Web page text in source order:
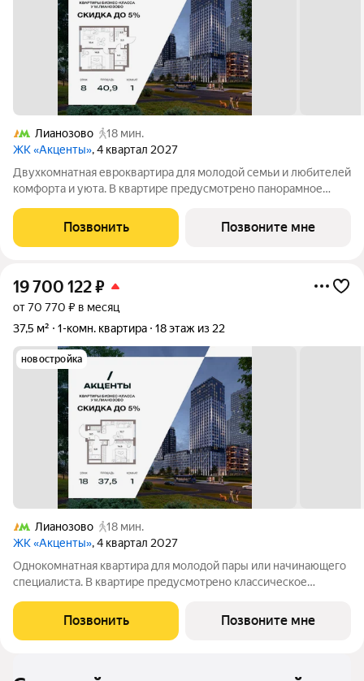
Лианозово
18 мин.
ЖК «Акценты», 4 квартал 2027
Двухкомнатная евроквартира для молодой семьи и любителей
комфорта и уюта. В квартире предусмотрено панорамное
пространством для отдыха. Приватная изолированная спальня
с зоной гардеробной и
Позвонить Позвоните мне
19 700 122₽
от 70 770 ₽ в месяц
37,5 м²
1-комн. квартира 18 этаж из 22
новостройка
Лианозово
18 мин.
ЖК «Акценты», 4 квартал 2027
Однокомнатная квартира для молодой пары или начинающего
специалиста. В квартире предусмотрено классическое
пространством для отдыха. Приватная изолированная спальня
с зоной гардеробной и возможностью
Позвонить Позвоните мне